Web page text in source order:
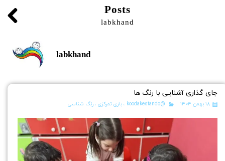
Posts
labkhand
labkhand
جای گذاری آشنایی با رنگ ها
۱۸ بهمن ۱۴۰۴ @koodakestando ،بازی تمرکزی ،رنگ شناسی